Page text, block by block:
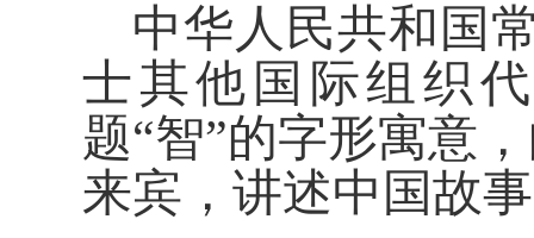
中华人民共和国
士其他国际组织
题“智”的字形寓意
来宾，讲述中国故